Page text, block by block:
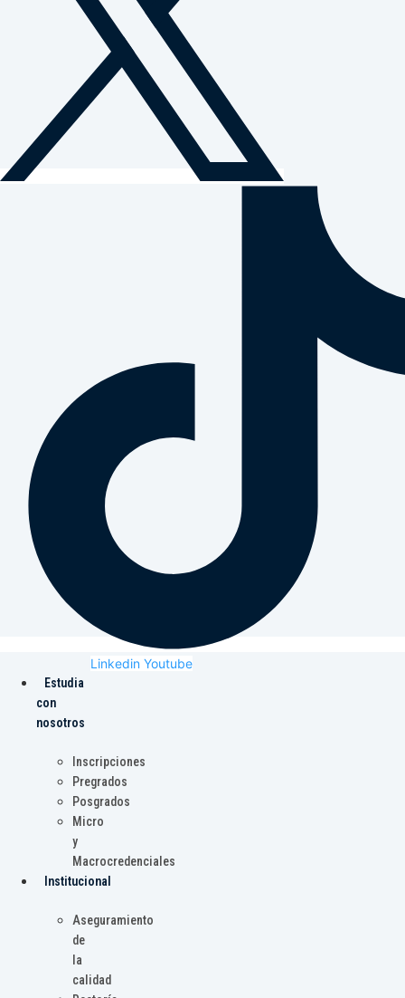
Linkedin Youtube
Estudia
con
nosotros
Inscripciones
Pregrados
Posgrados
Micro
y
Macrocredenciales
Institucional
Aseguramiento
de
la
calidad